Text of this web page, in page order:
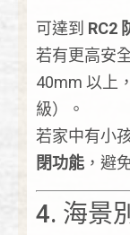
可達到 RC2
若有更高安
40mm 以上
級）。
若家中有小
閉功能 ，避
4. 海景